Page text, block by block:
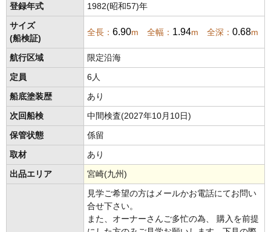
登録年式 1982(昭和57)年
サイズ
(船検証)
全長： 6.90m 全幅： 1.94m 全深： 0.68m
航行区域 限定沿海
定員 6人
船底塗装歴 あり
次回船検 中間検査(2027年10月10日)
保管状態 係留
取材 あり
出品エリア 宮崎(九州)
見学ご希望の方はメールかお電話にてお問い
合せ下さい。
また、オーナーさんご多忙の為、 購入を前提